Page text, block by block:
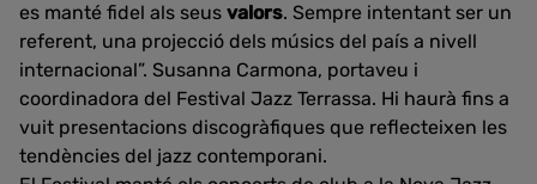
es manté fidel als seus valors. Sempre intentant ser un
referent, una projecció dels músics del país a nivell
internacional”. Susanna Carmona, portaveu i
coordinadora del Festival Jazz Terrassa. Hi haurà fins a
vuit presentacions discogràfiques que reflecteixen les
tendències del jazz contemporani.